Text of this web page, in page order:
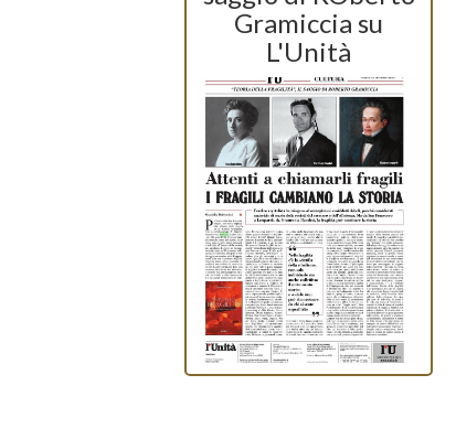
Gramiccia su
L'Unità